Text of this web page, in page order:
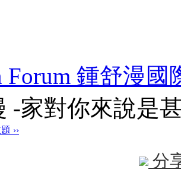
Forum 鍾舒漫
-家對你來說是
››
分